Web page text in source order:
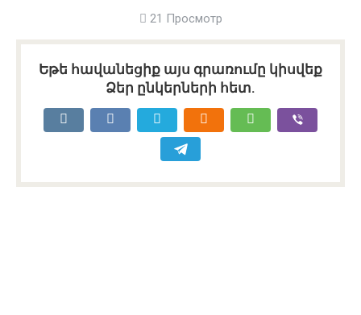
21 Просмотр
Եթե հավանեցիք այս գրառումը կիսվեք
Ձեր ընկերների հետ.